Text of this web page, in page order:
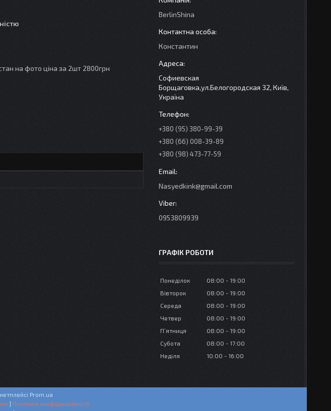
на фото ціна за 2шт 2800грн
BerlinShina
Константин
Софиевская
Борщаговка,ул.Белогородская 32, Київ,
Україна
+380 (95) 380-99-39
+380 (66) 008-39-89
+380 (98) 473-77-59
Nasyedkink@gmail.com
0953809939
ГРАФІК РОБОТИ
Понеділок 08:00
19:00
Вівторок
08:00
19:00
Середа
08:00
19:00
Четвер
08:00
19:00
Пʼятниця
08:00
19:00
Субота
08:00
17:00
Неділя
10:00 16:00
Prom.ua
| Політика конфіденційності